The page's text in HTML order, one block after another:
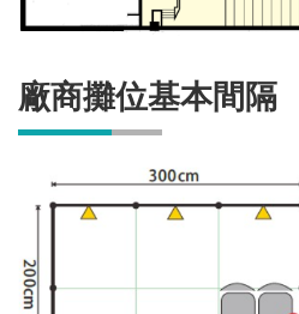
廠商攤位基本間隔